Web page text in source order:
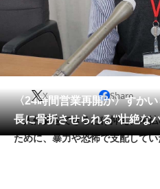
住まい
会員記事
メディア
〈24時間営業再開か〉すか
長に骨折させられる“壮絶な
X Share
「人件費をできるだけ抑え、未
ために、暴力や恐怖で支配して